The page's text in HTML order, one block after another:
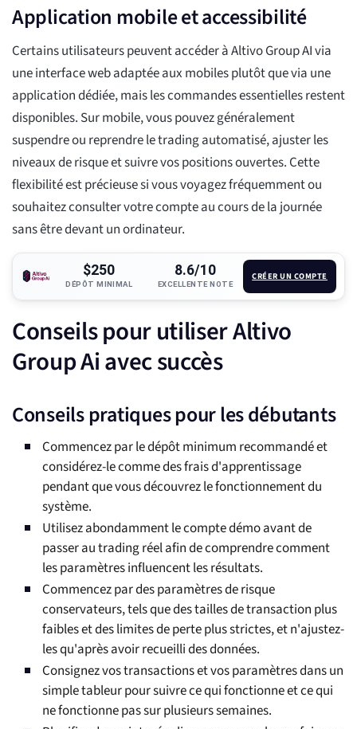
Application mobile et accessibilité
Certains utilisateurs peuvent accéder à Altivo Group AI via
une interface web adaptée aux mobiles plutôt que via une
application dédiée, mais les commandes essentielles restent
disponibles. Sur mobile, vous pouvez généralement
suspendre ou reprendre le trading automatisé, ajuster les
niveaux de risque et suivre vos positions ouvertes. Cette
flexibilité est précieuse si vous voyagez fréquemment ou
souhaitez consulter votre compte au cours de la journée
sans être devant un ordinateur.
$250
DÉPÔT MINIMAL
8.6/10
EXCELLENTE NOTE
CRÉER UN COMPTE
Conseils pour utiliser Altivo
Group Ai avec succès
Conseils pratiques pour les débutants
Commencez par le dépôt minimum recommandé et
considérez-le comme des frais d'apprentissage
pendant que vous découvrez le fonctionnement du
système.
Utilisez abondamment le compte démo avant de
passer au trading réel afin de comprendre comment
les paramètres influencent les résultats.
Commencez par des paramètres de risque
conservateurs, tels que des tailles de transaction plus
faibles et des limites de perte plus strictes, et n'ajustez-
les qu'après avoir recueilli des données.
Consignez vos transactions et vos paramètres dans un
simple tableur pour suivre ce qui fonctionne et ce qui
ne fonctionne pas sur plusieurs semaines.